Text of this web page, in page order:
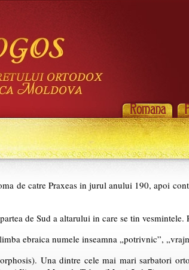
de catre Praxeas in jurul anului 190, apoi
de Sud a altarului in care se tin vesmintele.
ebraica numele inseamna „potrivnic”,
Una dintre cele mai mari sarbatori